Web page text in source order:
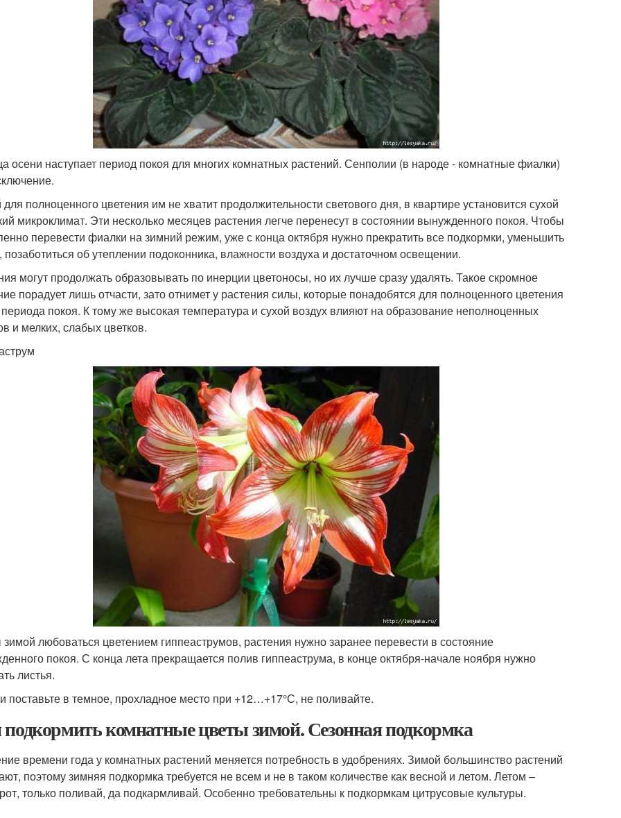
осени наступает период покоя для многих комнатных растений. Сенполии (в народе - комнатные фиалки)
полноценного цветения им не хватит продолжительности светового дня, в квартире установится сухой
микроклимат. Эти несколько месяцев растения легче перенесут в состоянии вынужденного покоя. Чтобы
перевести фиалки на зимний режим, уже с конца октября нужно прекратить все подкормки, уменьшить
позаботиться об утеплении подоконника, влажности воздуха и достаточном освещении.
могут продолжать образовывать по инерции цветоносы, но их лучше сразу удалять. Такое скромное
порадует лишь отчасти, зато отнимет у растения силы, которые понадобятся для полноценного цветения
покоя. К тому же высокая температура и сухой воздух влияют на образование неполноценных
и мелких, слабых цветков.
любоваться цветением гиппеаструмов, растения нужно заранее перевести в состояние
покоя. С конца лета прекращается полив гиппеаструма, в конце октября-начале ноября нужно
листья.
поставьте в темное, прохладное место при +12…+17°С, не поливайте.
комнатные цветы зимой. Сезонная подкормка
времени года у комнатных растений меняется потребность в удобрениях. Зимой большинство растений
поэтому зимняя подкормка требуется не всем и не в таком количестве как весной и летом. Летом –
только поливай, да подкармливай. Особенно требовательны к подкормкам цитрусовые культуры.